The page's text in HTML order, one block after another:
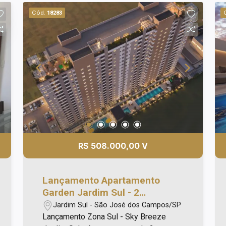
Caracteristicas do imovel: - Andar alto; -
62m² de área útil; - Sala com sacada; - 2
Dormitórios; - Cozinha; - 1 Banheiro; -
Área de serviço; - Piso porcelanato; -
Telas de proteção na sacada e janelas; -
1 Vaga de garagem descoberta;
Agende já uma visita!
Cód. 18283
R$ 508.000,00 V
Lançamento Apartamento
Garden Jardim Sul - 2
Dorms(st), Próximo ao
Shopping Oriente
Jardim Sul - São José dos Campos/SP
Lançamento Zona Sul - Sky Breeze